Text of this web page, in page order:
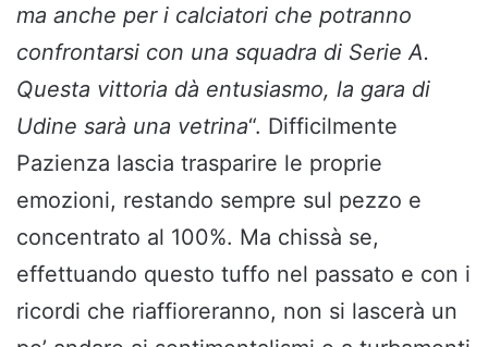
ma anche per i calciatori che potranno
confrontarsi con una squadra di Serie A.
Questa vittoria dà entusiasmo, la gara di
Udine sarà una vetrina“. Difficilmente
Pazienza lascia trasparire le proprie
emozioni, restando sempre sul pezzo e
concentrato al 100%. Ma chissà se,
effettuando questo tuffo nel passato e con i
ricordi che riaffioreranno, non si lascerà un